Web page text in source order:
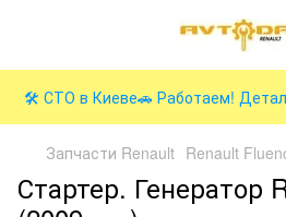
🛠️ СТО в Киеве🚗 Работаем!
Запчасти Renault Renault
Стартер. Генератор